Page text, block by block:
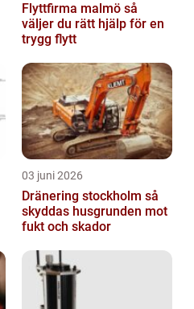
Flyttfirma malmö så
väljer du rätt hjälp för en
trygg flytt
03 juni 2026
Dränering stockholm så
skyddas husgrunden mot
fukt och skador